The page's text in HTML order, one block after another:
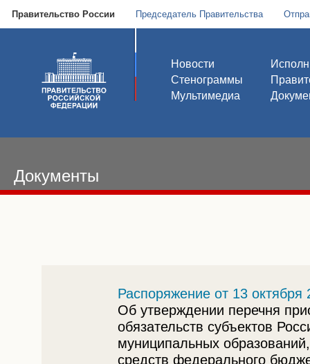
Правительство России Председатель Правительства
Новости
Стенограммы
Мультимедиа
Документы
Распоряжение от 13
Об утверждении перечня
обязательств субъектов
муниципальных
средств федерального